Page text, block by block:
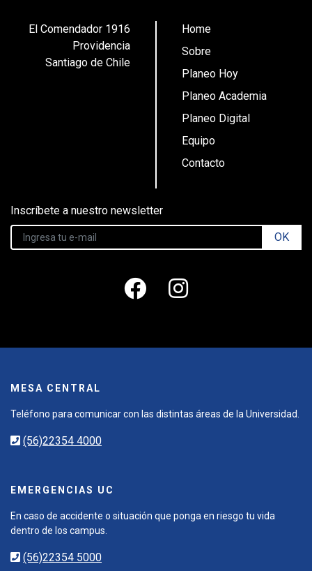
El Comendador 1916
Providencia
Santiago de Chile
Home
Sobre
Planeo Hoy
Planeo Academia
Planeo Digital
Equipo
Contacto
Inscríbete a nuestro newsletter
OK
MESA CENTRAL
Teléfono para comunicar con las distintas áreas de la Universidad.
(56)22354 4000
EMERGENCIAS UC
En caso de accidente o situación que ponga en riesgo tu vida
dentro de los campus.
(56)22354 5000